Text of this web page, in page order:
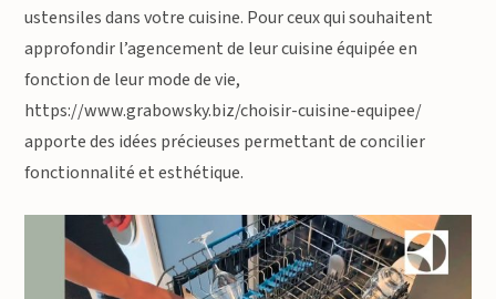
ustensiles dans votre cuisine. Pour ceux qui souhaitent
approfondir l’agencement de leur cuisine équipée en
fonction de leur mode de vie,
https://www.grabowsky.biz/choisir-cuisine-equipee/
apporte des idées précieuses permettant de concilier
fonctionnalité et esthétique.